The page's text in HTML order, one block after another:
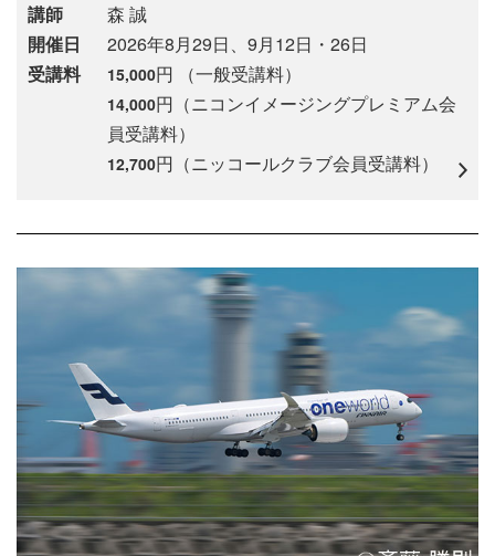
講師
森 誠
開催日
2026年8月29日、9月12日・26日
受講料
15,000円 （一般受講料）
14,000円（ニコンイメージングプレミアム会
員受講料）
12,700円（ニッコールクラブ会員受講料）